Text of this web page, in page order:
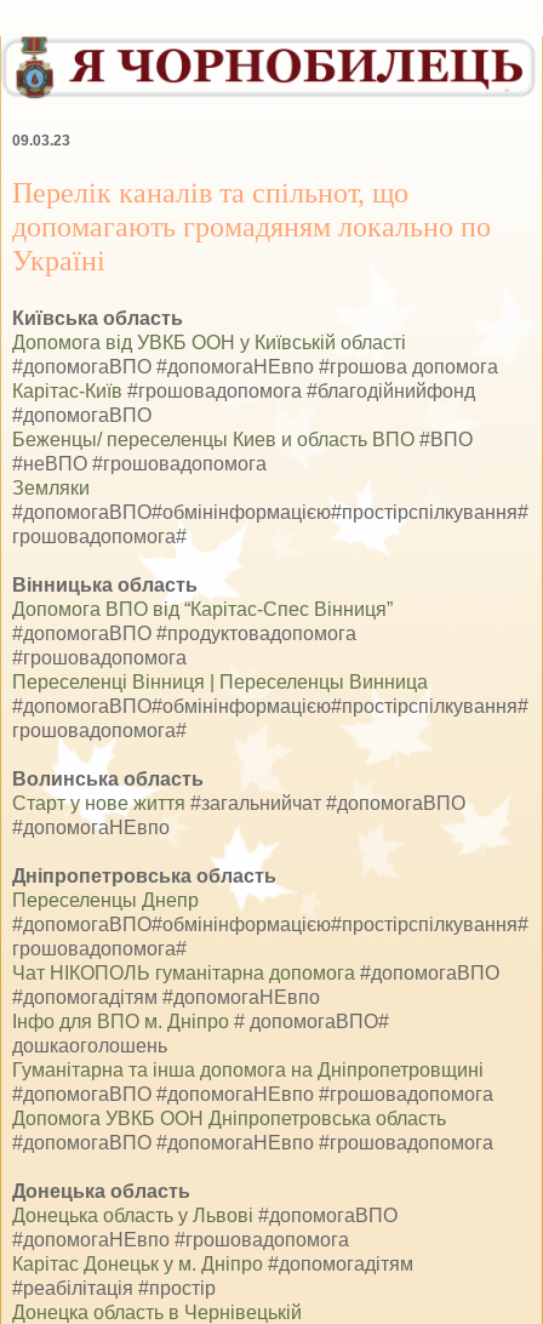
09.03.23
Перелік каналів та спільнот, що
допомагають громадяням локально по
Україні
Київська область
Допомога від УВКБ ООН у Київській області
#допомогаВПО #допомогаНЕвпо #грошова допомога
Карітас-Київ #грошовадопомога #благодійнийфонд
#допомогаВПО
Беженцы/ переселенцы Киев и область ВПО #ВПО
#неВПО #грошовадопомога
Земляки
#допомогаВПО#обмінінформацією#простірспілкування#
грошовадопомога#
Вінницька область
Допомога ВПО від “Карітас-Спес Вінниця”
#допомогаВПО #продуктовадопомога
#грошовадопомога
Переселенці Вінниця | Переселенцы Винница
#допомогаВПО#обмінінформацією#простірспілкування#
грошовадопомога#
Волинська область
Старт у нове життя #загальнийчат #допомогаВПО
#допомогаНЕвпо
Дніпропетровська область
Переселенцы Днепр
#допомогаВПО#обмінінформацією#простірспілкування#
грошовадопомога#
Чат НІКОПОЛЬ гуманітарна допомога #допомогаВПО
#допомогадітям #допомогаНЕвпо
нфо для ВПО м. Дніпро # допомогаВПО#
дошкаоголошень
Гуманітарна та інша допомога на Дніпропетровщині
#допомогаВПО #допомогаНЕвпо #грошовадопомога
Допомога УВКБ ООН Дніпропетровська область
#допомогаВПО #допомогаНЕвпо #грошовадопомога
Донецька область
Донецька область у Львові #допомогаВПО
#допомогаНЕвпо #грошовадопомога
Карітас Донецьк у м. Дніпро #допомогадітям
#реабілітація #простір
⁨Донецка область в Чернівецькій